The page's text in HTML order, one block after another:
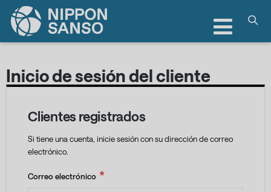
Toggle
Nav
Inicio de sesión del cliente
Clientes registrados
Si tiene una cuenta, inicie sesión con su dirección de correo
electrónico.
Correo electrónico